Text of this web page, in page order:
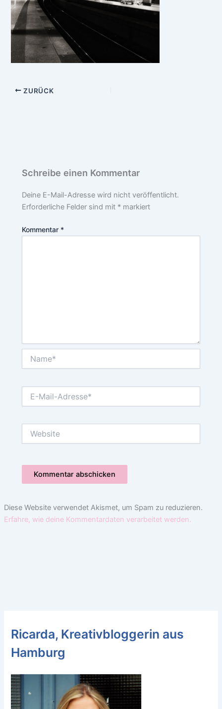
ZURÜCK
Schreibe einen Kommentar
Deine E-Mail-Adresse wird nicht veröffentlicht.
Erforderliche Felder sind mit * markiert
Kommentar *
Mail-
Diese Website verwendet Akismet, um Spam zu reduzieren.
Erfahre, wie deine Kommentardaten verarbeitet werden.
Ricarda, Kreativbloggerin aus
Hamburg